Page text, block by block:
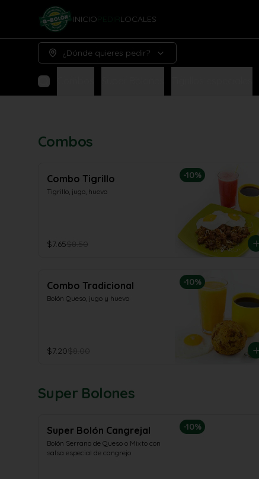
INICIO LOCALES
¿Dónde quieres pedir?
Combos
-10%
Combo Tigrillo
Tigrillo, jugo, huevo
$7.65$8.50
-10%
Combo Tradicional
Bolón Queso, jugo y huevo
$7.20$8.00
Super Bolones
-10%
Super Bolón Cangrejal
Bolón Serrano de Queso o Mixto con
salsa especial de cangrejo